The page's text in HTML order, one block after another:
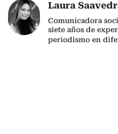
Laura
Comunicadora
siete años de
periodismo en